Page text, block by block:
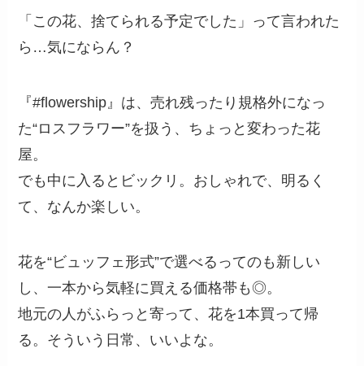
「この花、捨てられる予定でした」って言われた
ら…気にならん？
『#flowership』は、売れ残ったり規格外になっ
た“ロスフラワー”を扱う、ちょっと変わった花
屋。
でも中に入るとビックリ。おしゃれで、明るく
て、なんか楽しい。
花を“ビュッフェ形式”で選べるってのも新しい
し、一本から気軽に買える価格帯も◎。
地元の人がふらっと寄って、花を1本買って帰
る。そういう日常、いいよな。